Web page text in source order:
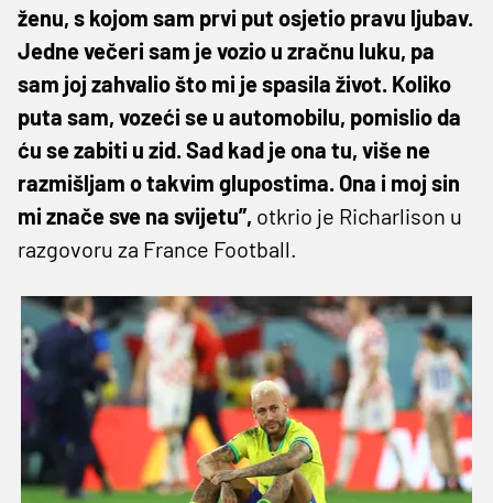
ženu, s kojom sam prvi put osjetio pravu ljubav.
Jedne večeri sam je vozio u zračnu luku, pa
sam joj zahvalio što mi je spasila život. Koliko
puta sam, vozeći se u automobilu, pomislio da
ću se zabiti u zid. Sad kad je ona tu, više ne
razmišljam o takvim glupostima. Ona i moj sin
mi znače sve na svijetu”, otkrio je Richarlison u
razgovoru za France Football.